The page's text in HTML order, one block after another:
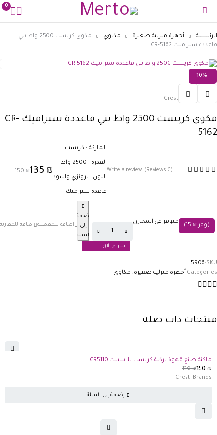
0
الرئيسية أجهزة منزلية صغيرة مكاوي
مكوى كريست 2500 واط بني
قاعددة سيراميك CR-5162
-10%
Crest
مكوى كريست 2500 واط بني قاعددة سيراميك CR-
5162
(0 Reviews)
Write a review
الماركة : كريست
القدرة : 2500 واط
اللون : برونزي واسود
قاعدة سيراميك
150₪135 ₪
(وفر 15 ₪
)
متوفر في المخازن
إضافة
إلى
السلة
شراء الان
SKU:
5906
Categories: أجهزة منزلية صغيرة, مكاوي
منتجات ذات صلة
ماكنة صنع قهوة تركية كريست بلاستيك CR5110
170₪150 ₪
Brands:
Crest
إضافة إلى السلة